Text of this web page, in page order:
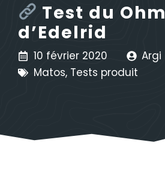
Test du Ohm
d’Edelrid
10 février 2020
Argi
Matos, Tests produit